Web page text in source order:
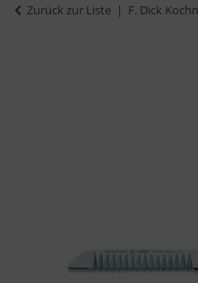
Zurück zur Liste F. Dick